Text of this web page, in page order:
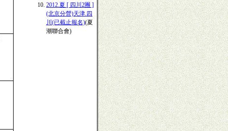
2012.夏 [ 四川2團 ]
(北京分營)天津.四
川(已截止報名)(夏
潮聯合會)